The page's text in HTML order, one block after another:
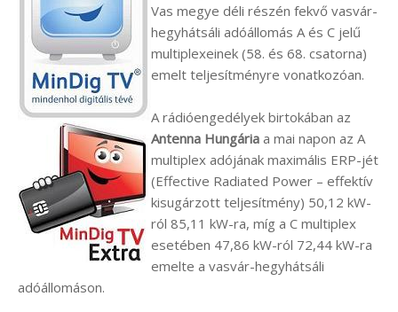
Vas megye déli részén fekvő vasvár-
hegyhátsáli adóállomás A és C jelű
multiplexeinek (58. és 68. csatorna)
emelt teljesítményre vonatkozóan.
A rádióengedélyek birtokában az
Antenna Hungária a mai napon az A
multiplex adójának maximális ERP-jét
(Effective Radiated Power – effektív
kisugárzott teljesítmény) 50,12 kW-
ról 85,11 kW-ra, míg a C multiplex
esetében 47,86 kW-ról 72,44 kW-ra
emelte a vasvár-hegyhátsáli
adóállomáson.